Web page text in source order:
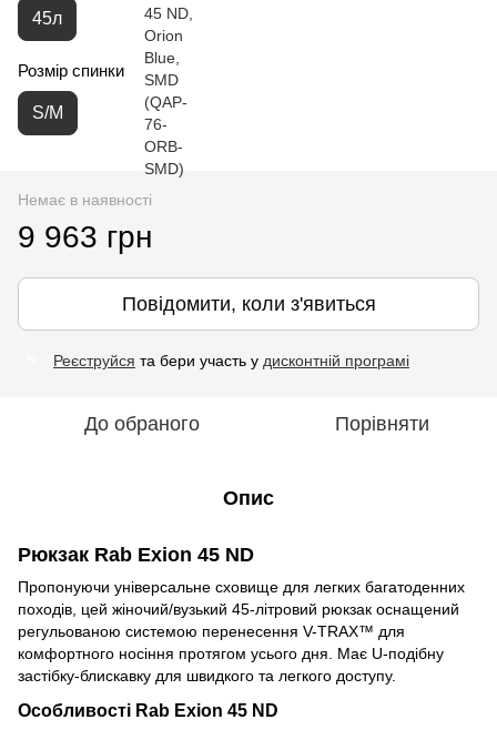
45л
Розмір спинки
S/M
Немає в наявності
9 963 грн
Повідомити, коли з'явиться
Реєструйся та бери участь у дисконтній програмі
До обраного Порівняти
Опис
Рюкзак Rab Exion 45 ND
Пропонуючи універсальне сховище для легких багатоденних
походів, цей жіночий/вузький 45-літровий рюкзак оснащений
регульованою системою перенесення V-TRAX™ для
комфортного носіння протягом усього дня. Має U-подібну
застібку-блискавку для швидкого та легкого доступу.
Особливості Rab Exion 45 ND